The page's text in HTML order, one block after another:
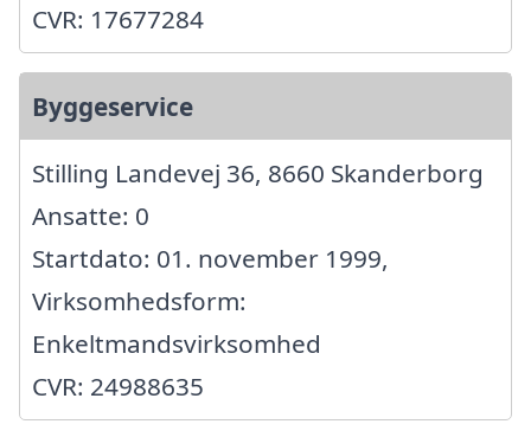
CVR: 17677284
Byggeservice
Stilling Landevej 36, 8660 Skanderborg
Ansatte: 0
Startdato: 01. november 1999,
Virksomhedsform:
Enkeltmandsvirksomhed
CVR: 24988635